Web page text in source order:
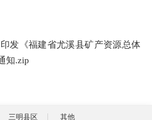
发《福建省尤溪县矿产资源总体
知.zip
三明县区 其他